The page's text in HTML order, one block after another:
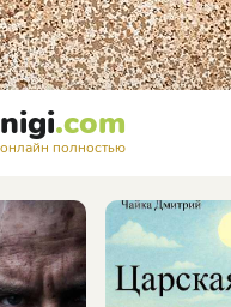
.com
полностью